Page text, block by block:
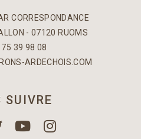
CORRESPONDANCE
- 07120 RUOMS
75 39 98 08
ARDECHOIS.COM
SUIVRE